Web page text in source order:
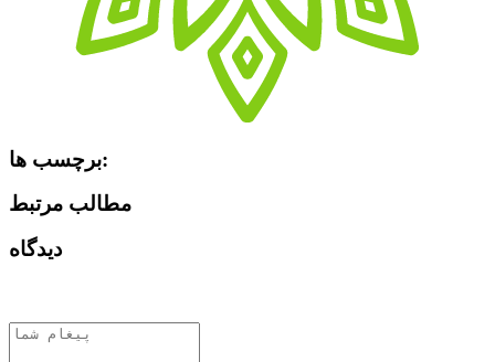
برچسب ها:
مطالب مرتبط
دیدگاه